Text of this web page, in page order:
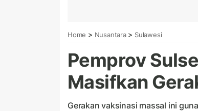
Home > Nusantara> Sulawesi
Pemprov
Masifkan
Gerakan vaksinasi massal ini